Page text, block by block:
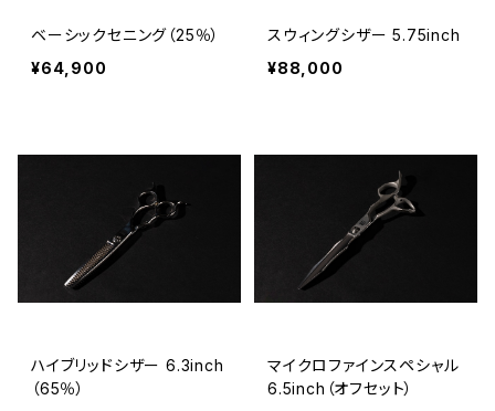
ベーシックセニング（25％）
¥64,900
スウィングシザー 5.75inch
¥88,000
ハイブリッドシザー 6.3inch
（65％）
マイクロファインスペシャル
6.5inch（オフセット）